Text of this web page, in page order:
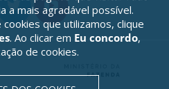
a mais agradável possível.
que utilizamos, clique
. Ao clicar em Eu concordo,
de cookies.